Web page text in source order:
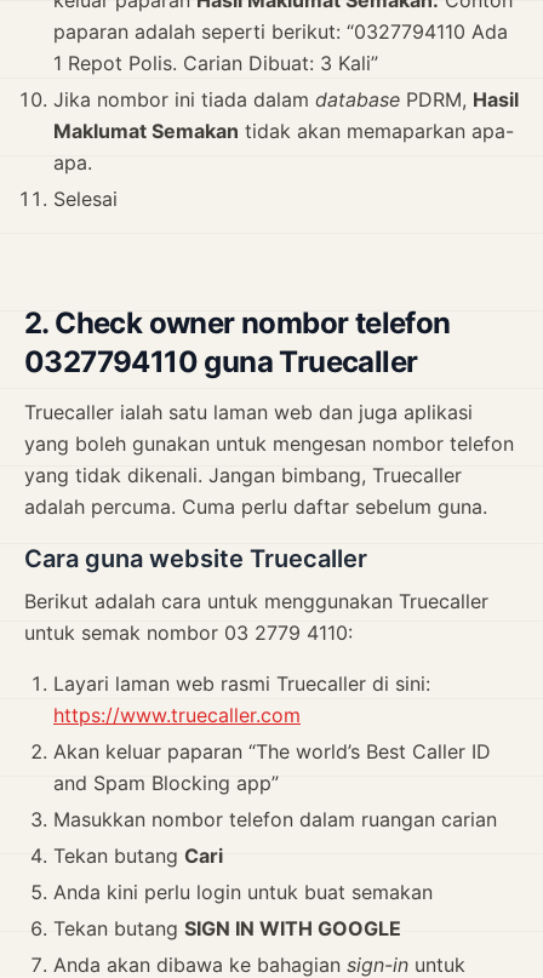
paparan adalah seperti berikut: “0327794110 Ada
1 Repot Polis. Carian Dibuat: 3 Kali”
Jika nombor ini tiada dalam database PDRM, Hasil
Maklumat Semakan tidak akan memaparkan apa-
apa.
Selesai
2. Check owner nombor telefon
0327794110 guna Truecaller
Truecaller ialah satu laman web dan juga aplikasi
yang boleh gunakan untuk mengesan nombor telefon
yang tidak dikenali. Jangan bimbang, Truecaller
adalah percuma. Cuma perlu daftar sebelum guna.
Cara guna website Truecaller
Berikut adalah cara untuk menggunakan Truecaller
untuk semak nombor 03 2779 4110:
Layari laman web rasmi Truecaller di sini:
https://www.truecaller.com
Akan keluar paparan “The world’s Best Caller ID
and Spam Blocking app”
Masukkan nombor telefon dalam ruangan carian
Tekan butang Cari
Anda kini perlu login untuk buat semakan
Tekan butang SIGN IN WITH GOOGLE
Anda akan dibawa ke bahagian sign-in untuk